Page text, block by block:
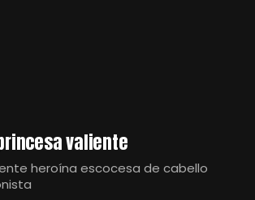
valiente
heroína escocesa de cabello